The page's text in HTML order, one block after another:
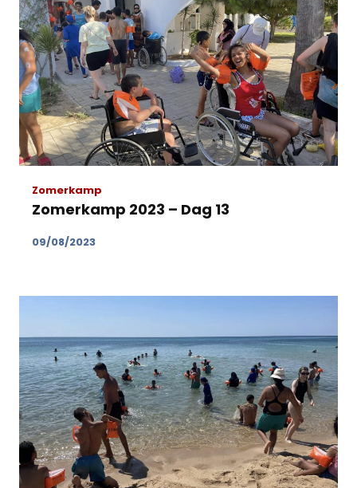
Zomerkamp
Zomerkamp 2023 – Dag 13
09/08/2023